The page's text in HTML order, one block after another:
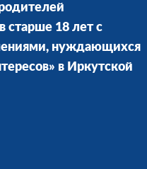
старше 18 лет с
нуждающихся
в Иркутской